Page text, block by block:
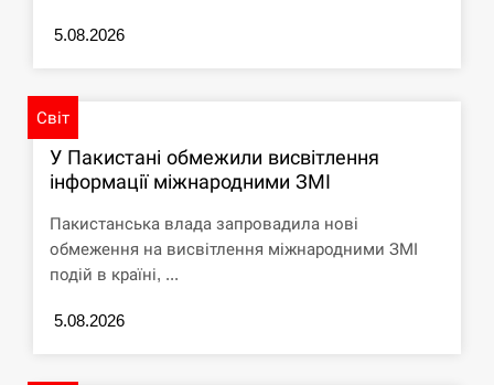
СЕРПЕНЬ
12:10
СЕРПЕНЬ
11:53
почта”: что известно об…
СЕРПЕНЬ
5.08.2026
Світ
У Пакистані обмежили висвітлення
інформації міжнародними ЗМІ
Пакистанська влада запровадила нові
обмеження на висвітлення міжнародними ЗМІ
подій в країні, ...
5.08.2026